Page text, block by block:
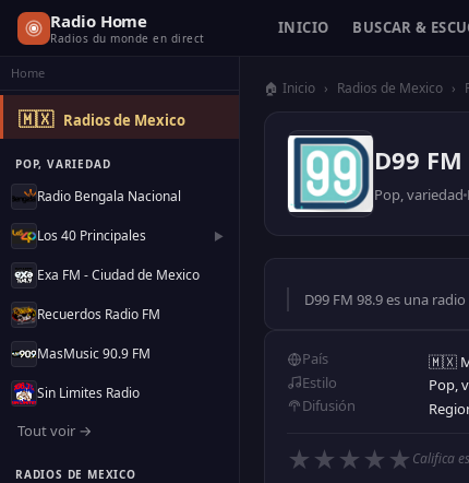
Radio Home
Radios du monde en direct
INICIO BUSCAR &
Home
🇲🇽 Radios de Mexico
POP, VARIEDAD
Radio Bengala Nacional
Los 40 Principales ▶
Exa FM - Ciudad de Mexico
Recuerdos Radio FM
MasMusic 90.9 FM
Sin Limites Radio
Tout voir →
RADIOS DE MEXICO
🏠 Inicio › Radios de Mexico ›
D99
Pop, variedad
D99 FM 98.9 es una
País
🇲🇽
Estilo
Pop,
Difusión
★ ★ ★ ★ ★ Califica